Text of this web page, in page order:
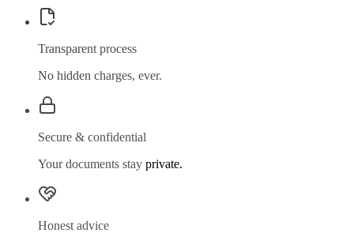
Transparent process
No hidden charges, ever.
Secure & confidential
Your documents stay private.
Honest advice